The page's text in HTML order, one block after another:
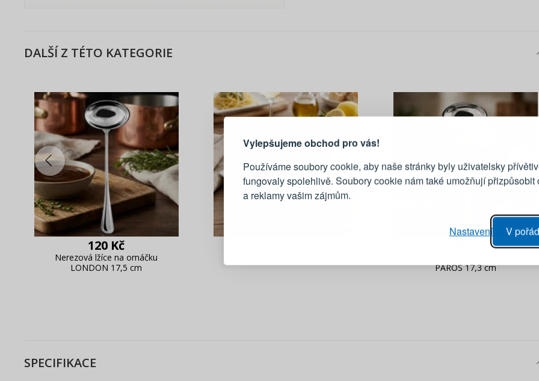
Vylepšujeme obchod pro vás!
Používáme soubory cookie, aby naše stránky byly uživatelsky
fungovaly spolehlivě. Soubory cookie nám také umožňují přizpůsobit
a reklamy vašim zájmům.
V
Nastavení
DALŠÍ Z TÉTO KATEGORIE
120 Kč
Nerezová lžíce na omáčku
LONDON 17,5 cm
PAROS 17,3 cm
SPECIFIKACE
Zde je důvod, proč se vyplatí
vytvořit účet
Živý náhled na změny v objednávce
PŘIHLÁŠENÍ
Emailová adresa
PŘIHLÁSIT